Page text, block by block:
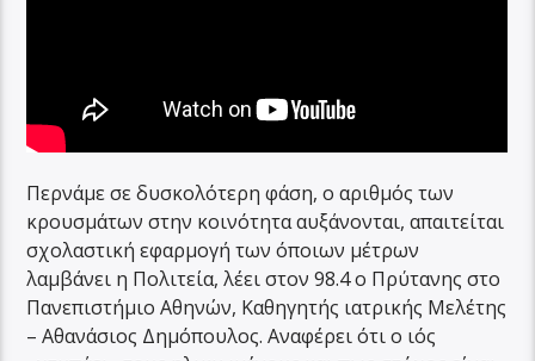
Περνάμε σε δυσκολότερη φάση, ο αριθμός των
κρουσμάτων στην κοινότητα αυξάνονται, απαιτείται
σχολαστική εφαρμογή των όποιων μέτρων
λαμβάνει η Πολιτεία, λέει στον 98.4 ο Πρύτανης στο
Πανεπιστήμιο Αθηνών, Καθηγητής ιατρικής Μελέτης
– Αθανάσιος Δημόπουλος. Αναφέρει ότι ο ιός